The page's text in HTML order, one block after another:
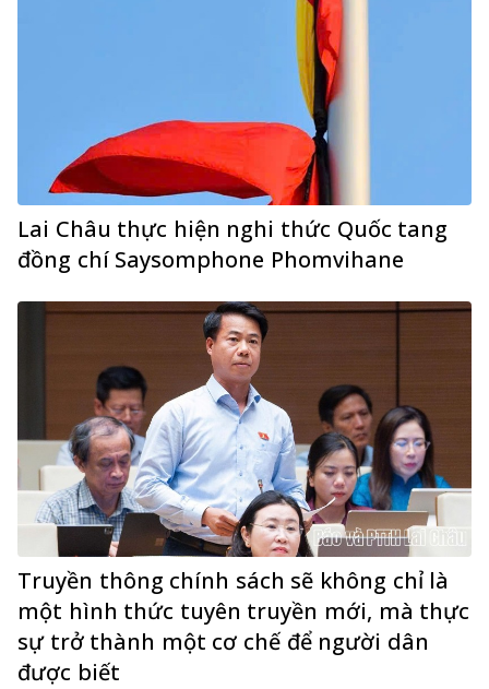
Lai Châu thực hiện nghi thức Quốc tang
đồng chí Saysomphone Phomvihane
Truyền thông chính sách sẽ không chỉ là
một hình thức tuyên truyền mới, mà thực
sự trở thành một cơ chế để người dân
được biết